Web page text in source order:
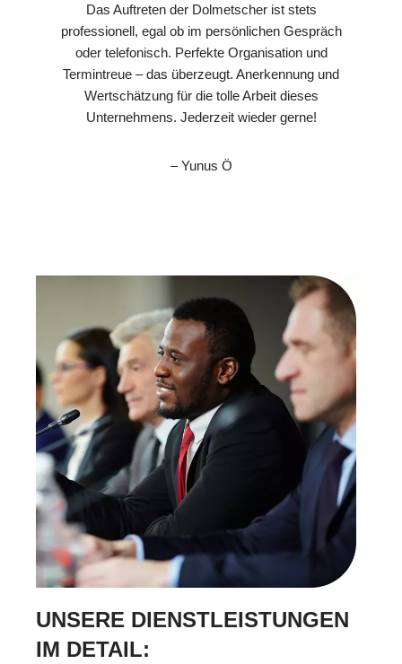
Das Auftreten der Dolmetscher ist stets
professionell, egal ob im persönlichen Gespräch
oder telefonisch. Perfekte Organisation und
Termintreue – das überzeugt. Anerkennung und
Wertschätzung für die tolle Arbeit dieses
Unternehmens. Jederzeit wieder gerne!
– Yunus Ö
UNSERE DIENSTLEISTUNGEN
IM DETAIL: